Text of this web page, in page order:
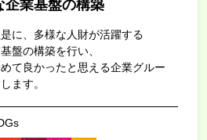
企業基盤の構築
是に、多様な人財が活躍する
盤の構築を行い、
めて良かったと思える企業グルー
ます。